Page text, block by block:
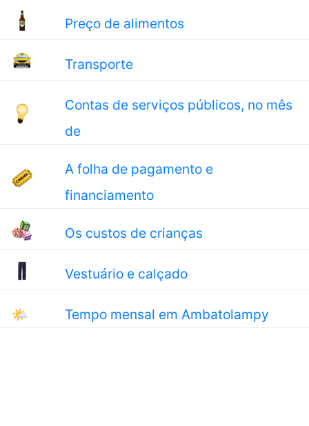
Preço de alimentos
Transporte
Contas de serviços públicos, no mês
de
A folha de pagamento e
financiamento
Os custos de crianças
Vestuário e calçado
🌤 Tempo mensal em Ambatolampy